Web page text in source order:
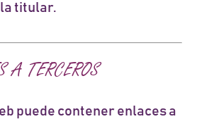
titular.
A TERCEROS
puede contener enlaces a